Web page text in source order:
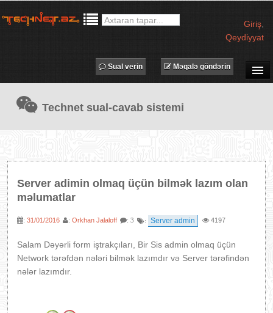
Giriş
Qeydiyyat
TECHNET TV
MƏQALƏLƏR
PROQRAMLAR
IT LÜĞƏT
XƏBƏRLƏR
Məqalə göndərin
Sual verin
Technet sual-cavab sistemi
Server adimin olmaq üçün bilmək lazım olan
məlumatlar
: 31/01/2016 : Orkhan Jalaloff : 3 : Server admin 4197
Salam Dəyərli form iştrakçıları, Bir Sis admin olmaq üçün
Network tərəfdən nələri bilmək lazımdır və Server tərəfindən
nələr lazımdır.